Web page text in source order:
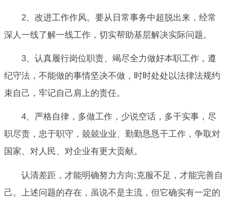
2、改进工作作风。要从日常事务中超脱出来，经常
深人一线了解一线工作，切实帮助基层解决实际问题。
3、认真履行岗位职责、竭尽全力做好本职工作，遵
纪守法，不能做的事情坚决不做，时时处处以法律法规约
束自己，牢记自己肩上的责任。
4、严格自律，多做工作，少说空话，多干实事，尽
职尽责，忠于职守，兢兢业业、勤勤恳恳干工作，争取对
国家、对人民、对企业有更大贡献。
认清差距，才能明确努力方向;克服不足，才能完善自
己。上述问题的存在，虽说不是主流，但它确实有一定的